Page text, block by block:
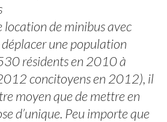
location de minibus avec
une population
résidents en 2010 à
concitoyens en 2012), il
moyen que de mettre en
d’unique. Peu importe que